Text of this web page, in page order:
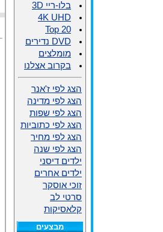
בלו-ריי 3D
4K UHD
Top 20
DVD נדירים
מומלצים
בקרוב אצלנו
הצג לפי ז'אנר
הצג לפי מדינה
הצג לפי שפות
הצג לפי כתוביות
הצג לפי מחיר
הצג לפי שנה
ילדים דיסני
ילדים אחרים
זוכי אוסקר
סרטי לב
קלאסיקות
מבצעים